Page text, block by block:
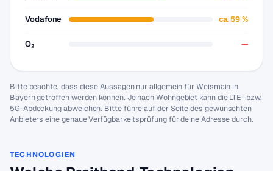
Vodafone ca. 59 %
O₂ —
Bitte beachte, dass diese Aussagen nur allgemein für Weismain in
Bayern getroffen werden können. Je nach Wohngebiet kann die LTE- bzw.
5G-Abdeckung abweichen. Bitte führe auf der Seite des gewünschten
Anbieters eine genaue Verfügbarkeitsprüfung für deine Adresse durch.
TECHNOLOGIEN